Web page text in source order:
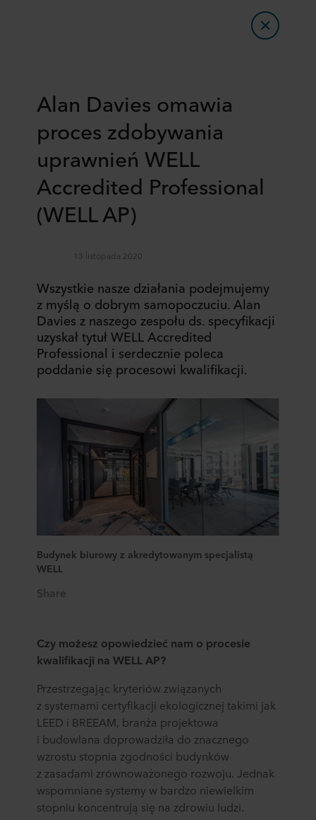
Alan Davies omawia
proces zdobywania
uprawnień WELL
Accredited Professional
(WELL AP)
13 listopada 2020
Wszystkie nasze działania podejmujemy
z myślą o dobrym samopoczuciu. Alan
Davies z naszego zespołu ds. specyfikacji
uzyskał tytuł WELL Accredited
Professional i serdecznie poleca
poddanie się procesowi kwalifikacji.
Budynek biurowy z akredytowanym specjalistą
WELL
Share
Czy możesz opowiedzieć nam o procesie
kwalifikacji na WELL AP?
Przestrzegając kryteriów związanych
z systemami certyfikacji ekologicznej takimi jak
LEED i BREEAM, branża projektowa
i budowlana doprowadziła do znacznego
wzrostu stopnia zgodności budynków
z zasadami zrównoważonego rozwoju. Jednak
wspomniane systemy w bardzo niewielkim
stopniu koncentrują się na zdrowiu ludzi.